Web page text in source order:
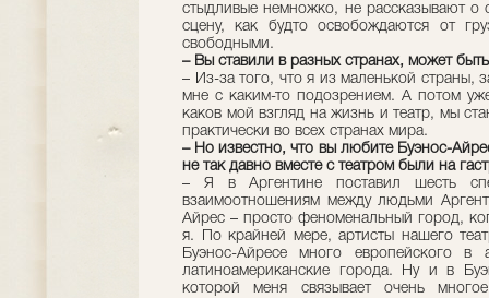
стыдливые немножко, не рассказывают о
сцену, как будто освобождаются от
свободными.
– Вы ставили в разных странах, может
– Из-за того, что я из маленькой страны,
мне с каким-то подозрением. А потом
каков мой взгляд на жизнь и театр, мы
практически во всех странах мира.
– Но известно, что вы любите Буэнос-
не так давно вместе с театром были на
– Я в Аргентине поставил шесть
взаимоотношениям между людьми
Айрес – просто феноменальный город,
я. По крайней мере, артисты нашего
Буэнос-Айресе много европейского
латиноамериканские города. Ну и в
которой меня связывает очень